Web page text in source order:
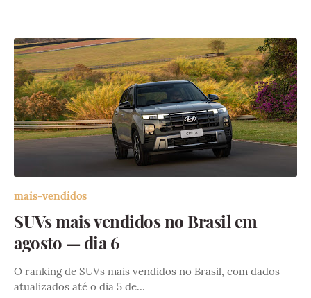
mais-vendidos
SUVs mais vendidos no Brasil em
agosto — dia 6
O ranking de SUVs mais vendidos no Brasil, com dados
atualizados até o dia 5 de…